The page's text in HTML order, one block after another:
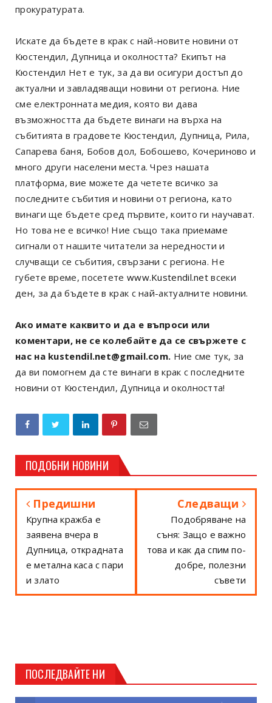
прокуратурата.
Искате да бъдете в крак с най-новите новини от
Кюстендил, Дупница и околността? Екипът на
Кюстендил Нет е тук, за да ви осигури достъп до
актуални и завладяващи новини от региона. Ние
сме електронната медия, която ви дава
възможността да бъдете винаги на върха на
събитията в градовете Кюстендил, Дупница, Рила,
Сапарева баня, Бобов дол, Бобошево, Кочериново и
много други населени места. Чрез нашата
платформа, вие можете да четете всичко за
последните събития и новини от региона, като
винаги ще бъдете сред първите, които ги научават.
Но това не е всичко! Ние също така приемаме
сигнали от нашите читатели за нередности и
случващи се събития, свързани с региона. Не
губете време, посетете www.Kustendil.net всеки
ден, за да бъдете в крак с най-актуалните новини.
Ако имате каквито и да е въпроси или
коментари, не се колебайте да се свържете с
нас на kustendil.net@gmail.com. Ние сме тук, за
да ви помогнем да сте винаги в крак с последните
новини от Кюстендил, Дупница и околността!
ПОДОБНИ НОВИНИ
Предишни
Крупна кражба е
заявена вчера в
Дупница, открадната
е метална каса с пари
и злато
Следващи
Подобряване на
съня: Защо е важно
това и как да спим по-
добре, полезни
съвети
ПОСЛЕДВАЙТЕ НИ